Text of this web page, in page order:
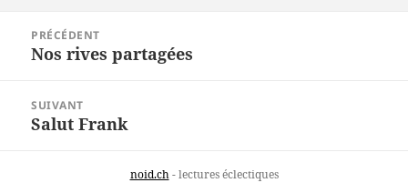
l’article
PRÉCÉDENT
Article
Nos rives partagées
SUIVANT
Article
Salut Frank
noid.ch- lectures éclectiques